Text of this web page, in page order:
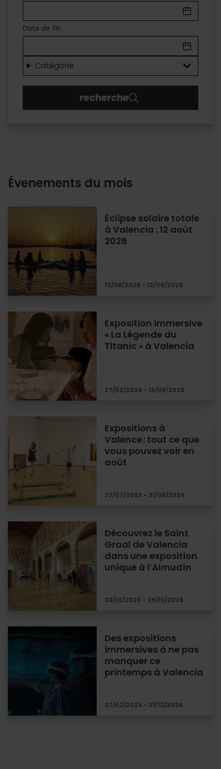
VALÈNCIA
Des
loisirs
pour
tous
Date de fin
Catégorie
recherche
Évenements du mois
Éclipse solaire totale
à Valencia : 12 août
2026
12/08/2026 - 12/08/2026
Exposition immersive
« La Légende du
Titanic » à Valencia
27/02/2026 - 16/08/2026
Expositions à
Valence : tout ce que
vous pouvez voir en
août
27/07/2026 - 31/08/2026
Découvrez le Saint
Graal de Valencia
dans une exposition
unique à l’Almudín
30/10/2025 - 29/10/2026
Des expositions
immersives à ne pas
manquer ce
printemps à Valencia
27/02/2026 - 31/12/2026